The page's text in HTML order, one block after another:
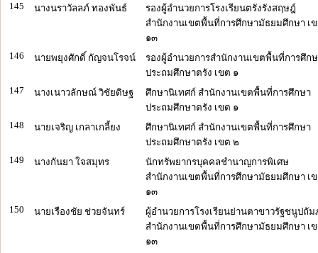
145
นางนราวัลลภ์ ทองพันธ์
รองผู้อำนวยการโรงเรียนตรังรังสฤษฎ์
สำนักงานเขตพื้นที่การศึกษามัธยมศึกษา เ
๑๓
146
นายพยุงศักดิ์ กัญจนโรจน์
รองผู้อำนวยการสำนักงานเขตพื้นที่การศึก
ประถมศึกษาตรัง เขต ๑
147
นางเนาวลักษณ์ วิชัยดิษฐ
ศึกษานิเทศก์ สำนักงานเขตพื้นที่การศึกษา
ประถมศึกษาตรัง เขต ๑
148
นายเจริญ เกลาเกลี้ยง
ศึกษานิเทศก์ สำนักงานเขตพื้นที่การศึกษา
ประถมศึกษาตรัง เขต ๒
149
นางกันยา ใจสมุทร
นักทรัพยากรบุคคลชำนาญการพิเศษ
สำนักงานเขตพื้นที่การศึกษามัธยมศึกษา เ
๑๓
150
นายเรืองชัย ช่วยจันทร์
ผู้อำนวยการโรงเรียนย่านตาขาวรัฐชนูปถัม
สำนักงานเขตพื้นที่การศึกษามัธยมศึกษา เ
๑๓